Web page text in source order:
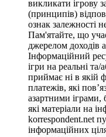
викликати ігрову
(принципів)
ознак залежності
Пам'ятайте, що
джерелом доходів
Інформаційний
ігри на реальні та/
приймає ні в якій
платежів, які
азартними іграми,
які матеріали на
korrespondent.net
інформаційних